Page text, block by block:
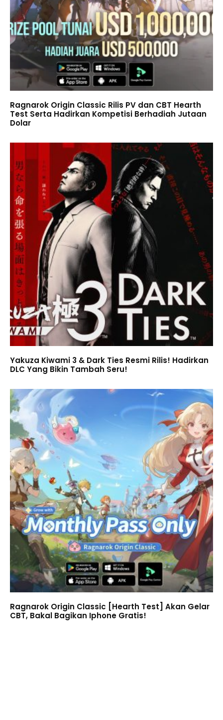
Ragnarok Origin Classic Rilis PV dan CBT Hearth
Test Serta Hadirkan Kompetisi Berhadiah Jutaan
Dolar
Yakuza Kiwami 3 & Dark Ties Resmi Rilis! Hadirkan
DLC Yang Bikin Tambah Seru!
Ragnarok Origin Classic [Hearth Test] Akan Gelar
CBT, Bakal Bagikan Iphone Gratis!